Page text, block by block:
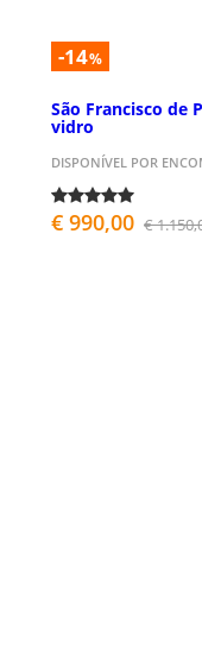
-14%
São Francisco de
vidro
DISPONÍVEL POR
€ 990,00 €